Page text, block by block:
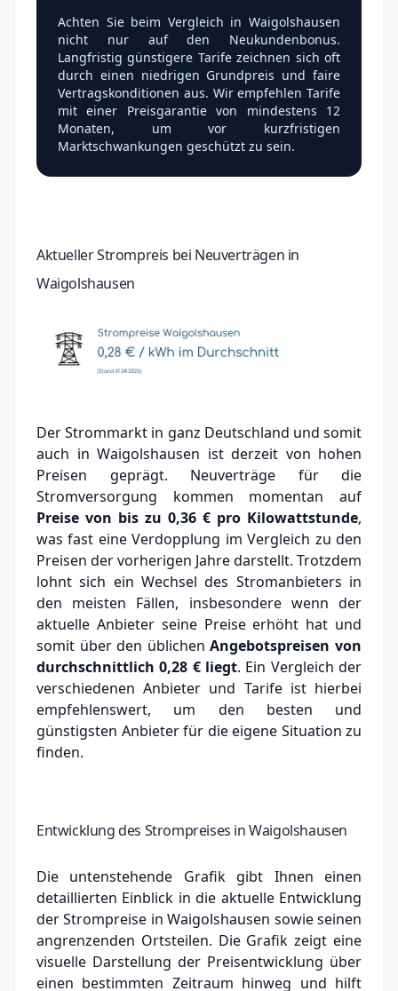
Achten Sie beim Vergleich in Waigolshausen
nicht nur auf den Neukundenbonus.
Langfristig günstigere Tarife zeichnen sich oft
durch einen niedrigen Grundpreis und faire
Vertragskonditionen aus. Wir empfehlen Tarife
mit einer Preisgarantie von mindestens 12
Monaten, um vor kurzfristigen
Marktschwankungen geschützt zu sein.
Aktueller Strompreis bei Neuverträgen in
Waigolshausen
Der Strommarkt in ganz Deutschland und somit
auch in Waigolshausen ist derzeit von hohen
Preisen geprägt. Neuverträge für die
Stromversorgung kommen momentan auf
Preise von bis zu 0,36 € pro Kilowattstunde,
was fast eine Verdopplung im Vergleich zu den
Preisen der vorherigen Jahre darstellt. Trotzdem
lohnt sich ein Wechsel des Stromanbieters in
den meisten Fällen, insbesondere wenn der
aktuelle Anbieter seine Preise erhöht hat und
somit über den üblichenAngebotspreisen von
durchschnittlich0,28 €liegt. Ein Vergleich der
verschiedenen Anbieter und Tarife ist hierbei
empfehlenswert, um den besten und
günstigsten Anbieter für die eigene Situation zu
finden.
Entwicklung des Strompreises in Waigolshausen
Die untenstehende Grafik gibt Ihnen einen
detaillierten Einblick in die aktuelle Entwicklung
der Strompreise in Waigolshausen sowie seinen
angrenzenden Ortsteilen. Die Grafik zeigt eine
visuelle Darstellung der Preisentwicklung über
einen bestimmten Zeitraum hinweg und hilft